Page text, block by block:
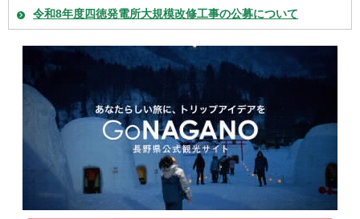
令和8年度四徳発電所大規模改修工事の公募について